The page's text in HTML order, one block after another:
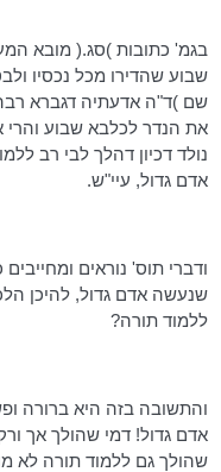
בגמ' כתובות )סג.( מובא
שבוע שהדירו מכל נכסיו
שם )ד"האדעתיה דגברא
את הנדרלכלבא שבוע והרי
נולדדכיון דהלך לבי רב
אדם גדול, עיי"ש.
ודבריתוס' נוראים
שנעשה אדם גדול, להיכן
ללמוד תורה?
והתשובה בזה היא ברורה
אדם גדול! דמי שהולך אך
שהולך גם ללמוד תורה לא